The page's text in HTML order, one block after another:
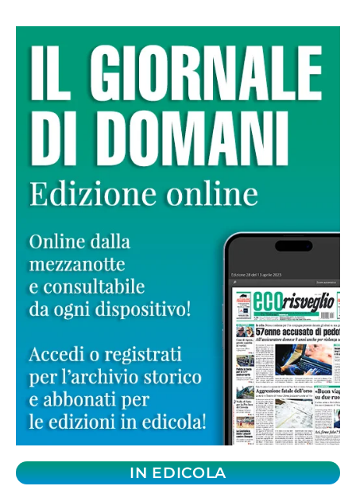
IN EDICOLA